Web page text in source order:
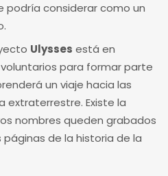
podría considerar como un
Ulysses está en
para formar parte
un viaje hacia las
extraterrestre. Existe la
nombres queden grabados
de la historia de la